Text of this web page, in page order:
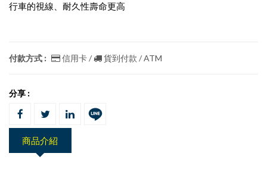
行車的視線、耐久性壽命更高
付款方式 : 信用卡 / 貨到付款 / ATM
分享 :
商品介紹